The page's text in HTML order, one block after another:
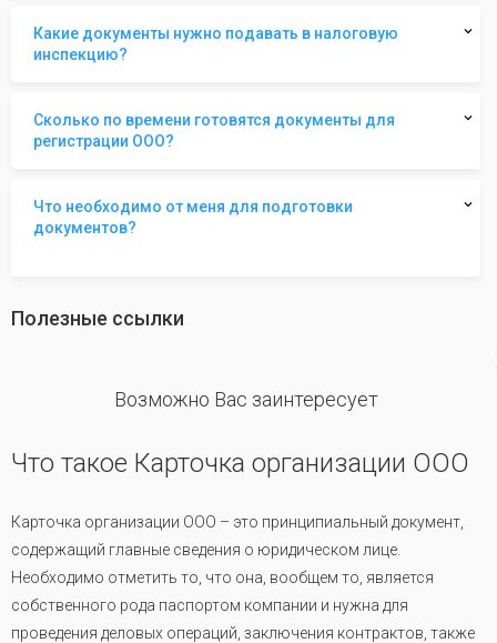
Какие документы нужно подавать в налоговую
инспекцию?
Сколько по времени готовятся документы для
регистрации ООО?
Что необходимо от меня для подготовки
документов?
Полезные ссылки
Возможно Вас заинтересует
Что такое Карточка организации ООО
Карточка организации ООО – это принципиальный документ,
содержащий главные сведения о юридическом лице.
Необходимо отметить то, что она, вообщем то, является
собственного рода паспортом компании и нужна для
проведения деловых операций, заключения контрактов, также